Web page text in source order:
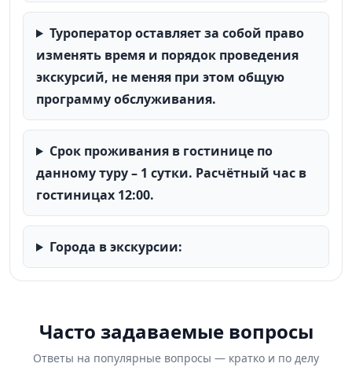
Туроператор оставляет за собой право
изменять время и порядок проведения
экскурсий, не меняя при этом общую
программу обслуживания.
Срок проживания в гостинице по
данному туру – 1 сутки. Расчётный час в
гостиницах 12:00.
Города в экскурсии:
Часто задаваемые вопросы
Ответы на популярные вопросы — кратко и по делу